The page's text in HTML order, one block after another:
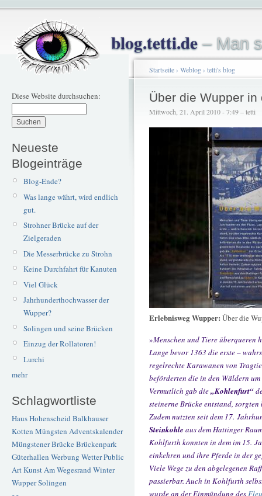
blog.tetti.de– Man
Diese Website durchsuchen:
Neueste
Blogeinträge
Blog-Ende?
Was lange währt, wird endlich
gut.
Strohner Brücke auf der
Zielgeraden
Die Messerbrücke zu Strohn
Keine Durchfahrt für Kanuten
Viel Glück
Jahrhunderthochwasser der
Wupper?
Solingen und seine Brücken
Einzug der Rollatoren!
Lurchi
mehr
Schlagwortliste
Haus Hohenscheid Balkhauser
Kotten Müngsten Adventskalender
Müngstener BrückeBrückenpark
Güterhallen Werbung WetterPublic
ArtKunstAm Wegesrand Winter
WupperSolingen
Startseite› Weblog› tetti's blog
Über die Wupper in
Mittwoch, 21. April 2010 - 7:49 – tetti
Erlebnisweg Wupper: Über die
»Menschen und Tiere überqueren
Lange bevor 1363 die erste –
regelrechte Karawanen von
beförderten die in den Wäldern
Vermutlich gab die„Kohlenfurt“
steinerne Brücke entstand,
Zudem nutzten seit dem 17.
Steinkohle aus dem Hattinger
Kohlfurth konnten in dem im 15.
einkehren und ihre Pferde in der
Viele Wege zu den abgelegenen
passierbar. Auch in Kohlfurth
wurde an der Einmündung des